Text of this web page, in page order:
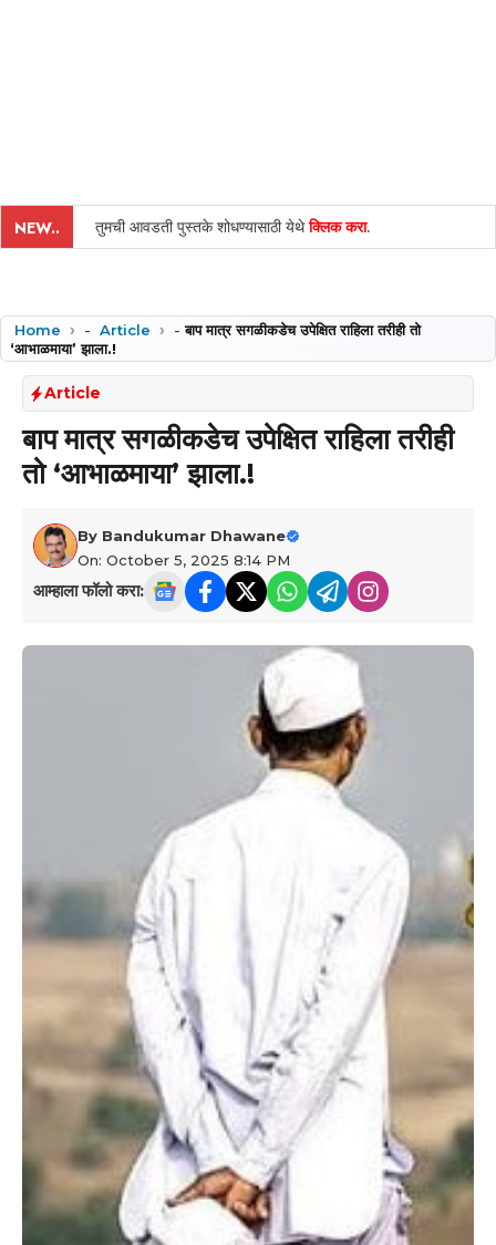
NEW.. तुमची आवडती पुस्तके शोधण्यासाठी येथेक्लिक करा.
Home - Article -बाप मात्र सगळीकडेच उपेक्षित राहिला तरीही तो
‘आभाळमाया’ झाला.!
Article
बाप मात्र सगळीकडेच उपेक्षित राहिला तरीही
तो ‘आभाळमाया’ झाला.!
By Bandukumar Dhawane
On: October 5, 2025 8:14 PM
आम्हाला फॉलो करा: